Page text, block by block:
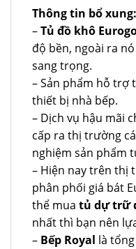
Thông tin bổ xung:
–Tủ đồ khô
độ bền, ngoài ra
sang trọng.
– Sản phẩm hỗ trợ
thiết bị nhà bếp.
– Dịch vụ hậu mãi
cấp ra thị trường
nghiệm sản phẩm
– Hiện nay trên thị
phân phối giá bát
thể mua tủ dự trữ
nhất thì bạn nên
– Bếp Royal là